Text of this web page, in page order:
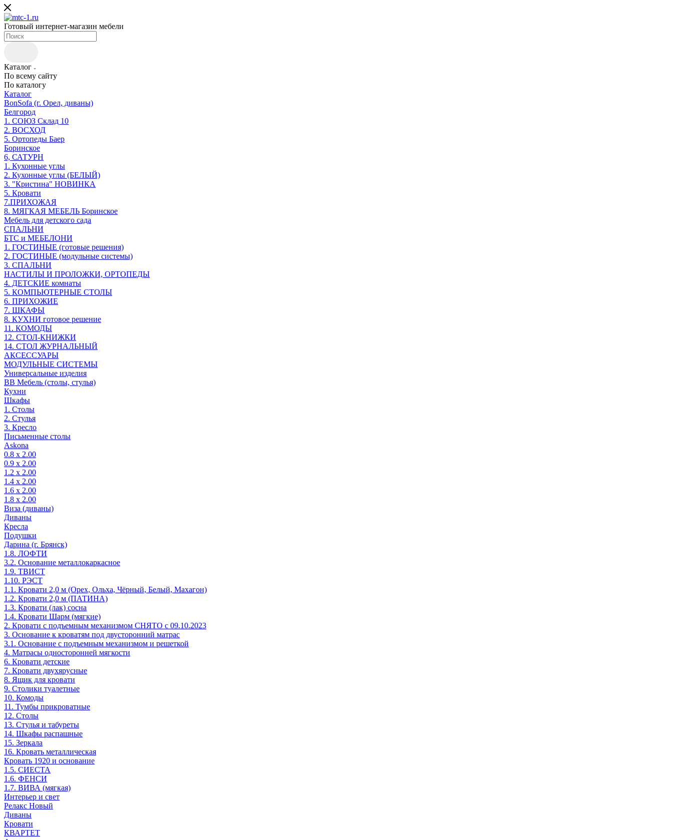
Готовый интернет-магазин мебели
Каталог
По всему сайту
По каталогу
Каталог
BonSofa (г. Орел, диваны)
Белгород
1. СОЮЗ Склад 10
2. ВОСХОД
5. Ортопеды Баер
Боринское
6, САТУРН
1. Кухонные углы
2. Кухонные углы (БЕЛЫЙ)
3. "Кристина" НОВИНКА
5. Кровати
7.ПРИХОЖАЯ
8. МЯГКАЯ МЕБЕЛЬ Боринское
Мебель для детского сада
СПАЛЬНИ
БТС и МЕБЕЛОНИ
1. ГОСТИНЫЕ (готовые решения)
2. ГОСТИНЫЕ (модульные системы)
3. СПАЛЬНИ
НАСТИЛЫ И ПРОЛОЖКИ, ОРТОПЕДЫ
4. ДЕТСКИЕ комнаты
5. КОМПЬЮТЕРНЫЕ СТОЛЫ
6. ПРИХОЖИЕ
7. ШКАФЫ
8. КУХНИ готовое решение
11. КОМОДЫ
12. СТОЛ-КНИЖКИ
14. СТОЛ ЖУРНАЛЬНЫЙ
АКСЕССУАРЫ
МОДУЛЬНЫЕ СИСТЕМЫ
Универсальные изделия
ВВ Мебель (столы, стулья)
Кухни
Шкафы
1. Столы
2. Стулья
3. Кресло
Письменные столы
Askona
0.8 х 2.00
0.9 х 2.00
1.2 х 2.00
1.4 х 2.00
1.6 х 2.00
1.8 х 2.00
Виза (диваны)
Диваны
Кресла
Подушки
Дарина (г. Брянск)
1.8. ЛОФТИ
3.2. Основание металлокаркасное
1.9. ТВИСТ
1.10. РЭСТ
1.1. Кровати 2,0 м (Орех, Ольха, Чёрный, Белый, Махагон)
1.2. Кровати 2,0 м (ПАТИНА)
1.3. Кровати (лак) сосна
1.4. Кровати Шарм (мягкие)
2. Кровати с подъемным механизмом СНЯТО с 09.10.2023
3. Основание к кроватям под двусторонний матрас
3.1. Основание с подъемным механизмом и решеткой
4. Матрасы односторонней мягкости
6. Кровати детские
7. Кровати двухярусные
8. Ящик для кровати
9. Столики туалетные
10. Комоды
11. Тумбы прикроватные
12. Столы
13. Стулья и табуреты
14. Шкафы распашные
15. Зеркала
16. Кровать металлическая
Кровать 1920 и основание
1.5. СИЕСТА
1.6. ФЕНСИ
1.7. ВИВА (мягкая)
Интерьер и свет
Релакс Новый
Диваны
Кровати
КВАРТЕТ